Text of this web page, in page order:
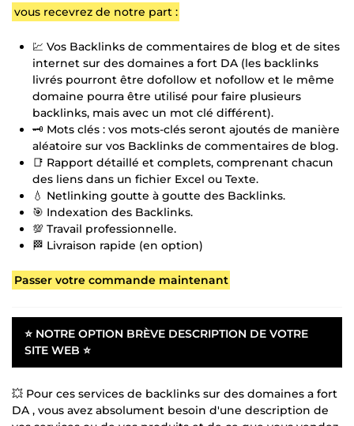
vous recevrez de notre part :
💹 Vos Backlinks de commentaires de blog et de sites
internet sur des domaines a fort DA (les backlinks
livrés pourront être dofollow et nofollow et le même
domaine pourra être utilisé pour faire plusieurs
backlinks, mais avec un mot clé différent).
🗝️ Mots clés : vos mots-clés seront ajoutés de manière
aléatoire sur vos Backlinks de commentaires de blog.
📑 Rapport détaillé et complets, comprenant chacun
des liens dans un fichier Excel ou Texte.
💧 Netlinking goutte à goutte des Backlinks.
🎯 Indexation des Backlinks.
💯 Travail professionnelle.
🏁 Livraison rapide (en option)
Passer votre commande maintenant
⭐ NOTRE OPTION BRÈVE DESCRIPTION DE VOTRE
SITE WEB ⭐
💥 Pour ces services de backlinks sur des domaines a fort
DA , vous avez absolument besoin d'une description de